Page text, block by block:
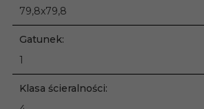
79,8x79,8
Gatunek:
1
Klasa ścieralności: